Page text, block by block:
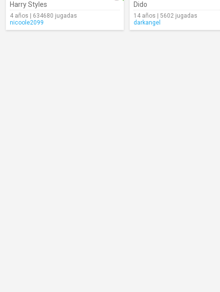
Harry Styles
4 años | 634680 jugadas
nicoole2099
Dido
14 años | 5602 jugadas
darkangel